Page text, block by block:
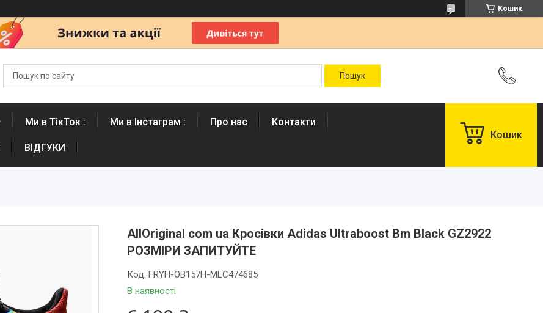
Кошик
Ми в ТікТок : Ми в Інстаграм : Про нас Контакти
ВІДГУКИ
Кошик
AllOriginal com ua Кросівки Adidas Ultraboost Bm Black GZ2922
РОЗМІРИ ЗАПИТУЙТЕ
В наявності
Код: FRYH-OB157H-MLC474685